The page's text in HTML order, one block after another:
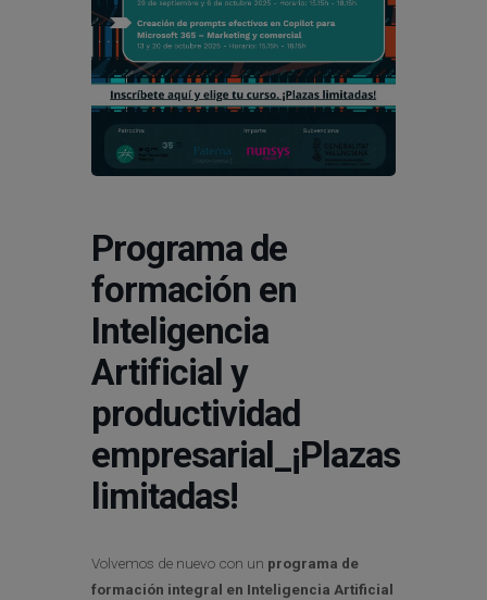
Programa de
formación en
Inteligencia
Artificial y
productividad
empresarial_¡Plazas
limitadas!
Volvemos de nuevo con un programa de
formación integral en Inteligencia Artificial